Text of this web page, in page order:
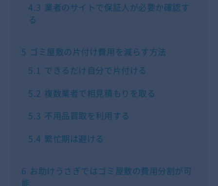
4.3 業者のサイトで保証人が必要か確認す
る
5 ゴミ屋敷の片付け費用を減らす方法
5.1 できるだけ自分で片付ける
5.2 複数業者で相見積もりを取る
5.3 不用品買取を利用する
5.4 繁忙期は避ける
6 お助けうさぎではゴミ屋敷の費用分割が可
能